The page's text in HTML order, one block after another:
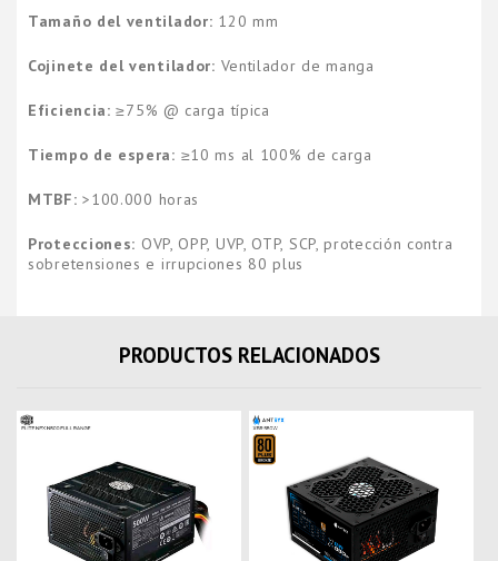
Tamaño del ventilador: 120 mm
Cojinete del ventilador: Ventilador de manga
Eficiencia: ≥75% @ carga típica
Tiempo de espera: ≥10 ms al 100% de carga
MTBF: >100.000 horas
Protecciones: OVP, OPP, UVP, OTP, SCP, protección contra
sobretensiones e irrupciones 80 plus
PRODUCTOS RELACIONADOS